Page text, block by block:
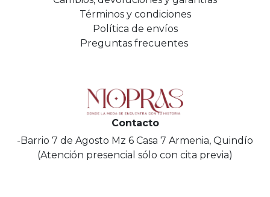
Términos y condiciones
Política de envíos
Preguntas frecuentes
Contacto
-Barrio 7 de Agosto Mz 6 Casa 7 Armenia, Quindío
(Atención presencial sólo con cita previa)